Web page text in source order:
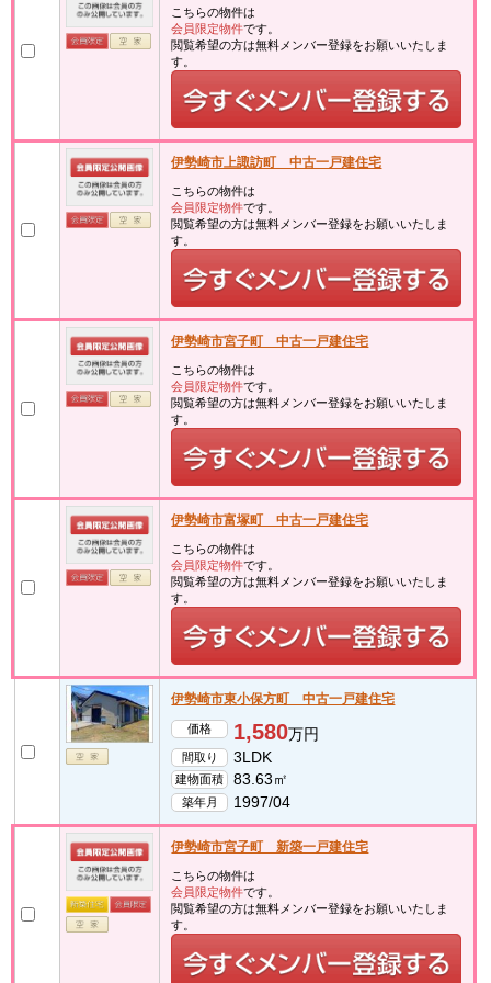
こちらの物件は
会員限定物件です。
閲覧希望の方は無料メンバー登録をお願いいたしま
す。
伊勢崎市上諏訪町 中古一戸建住宅
こちらの物件は
会員限定物件です。
閲覧希望の方は無料メンバー登録をお願いいたしま
す。
伊勢崎市宮子町 中古一戸建住宅
こちらの物件は
会員限定物件です。
閲覧希望の方は無料メンバー登録をお願いいたしま
す。
伊勢崎市富塚町 中古一戸建住宅
こちらの物件は
会員限定物件です。
閲覧希望の方は無料メンバー登録をお願いいたしま
す。
伊勢崎市東小保方町 中古一戸建住宅
価格 1,580万円
間取り 3LDK
建物面積 83.63㎡
築年月 1997/04
伊勢崎市宮子町 新築一戸建住宅
こちらの物件は
会員限定物件です。
閲覧希望の方は無料メンバー登録をお願いいたしま
す。